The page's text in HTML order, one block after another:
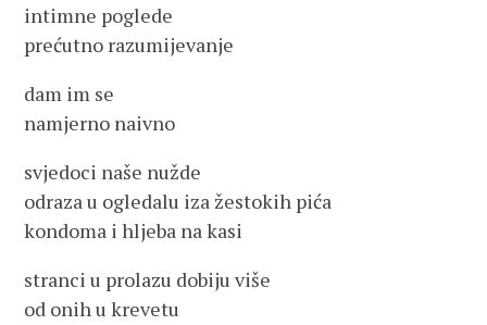
intimne poglede
prećutno razumijevanje
dam im se
namjerno naivno
svjedoci naše nužde
odraza u ogledalu iza žestokih pića
kondoma i hljeba na kasi
stranci u prolazu dobiju više
od onih u krevetu